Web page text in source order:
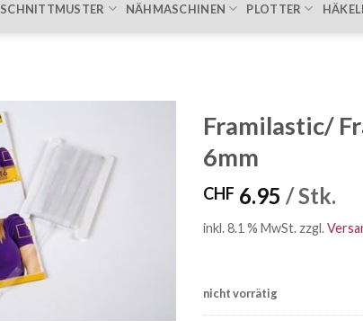
SCHNITTMUSTER NÄHMASCHINEN PLOTTER
Auf die
Wunschliste
Framilastic/
6mm
CHF 6.95 / Stk.
inkl. 8.1 % MwSt. zzgl.
nicht vorrätig